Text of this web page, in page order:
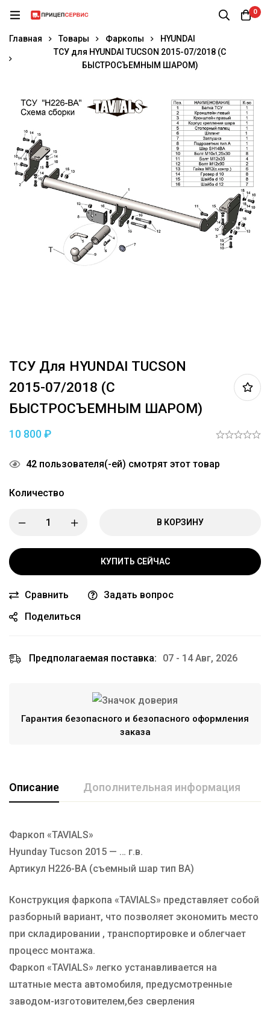
0
Главная Товары Фаркопы
HYUNDAI
ТСУ для HYUNDAI TUCSON 2015-07/2018 (С
БЫСТРОСЪЕМНЫМ ШАРОМ)
ТСУ Для HYUNDAI TUCSON
2015-07/2018 (С
БЫСТРОСЪЕМНЫМ ШАРОМ)
10 800₽
42 пользователя(-ей) смотрят этот товар
Количество
В КОРЗИНУ
КУПИТЬ СЕЙЧАС
Сравнить
Задать вопрос
Поделиться
Предполагаемая поставка: 07 - 14 Авг, 2026
Гарантия безопасного и безопасного оформления
заказа
Описание Дополнительная информация
Фаркоп «TAVIALS»
Hyunday Tucson 2015 — … г.в.
Артикул H226-BA (съемный шар тип BA)
Конструкция фаркопа «TAVIALS» представляет собой
разборный вариант, что позволяет экономить место
при складировании , транспортировке и облегчает
процесс монтажа.
Фаркоп «TAVIALS» легко устанавливается на
штатные места автомобиля, предусмотренные
заводом-изготовителем,без сверления
Марка авто
HYUNDAI
Производитель TAVIALS
Тип Шара
BA